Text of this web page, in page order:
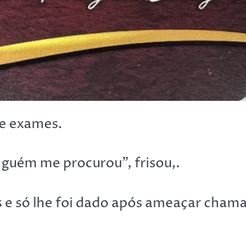
exames.
me procurou”, frisou,.
só lhe foi dado após ameaçar